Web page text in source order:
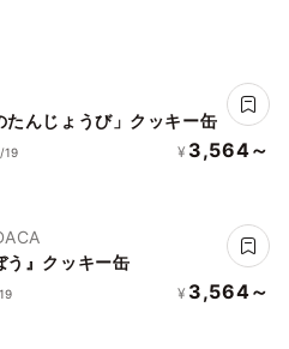
たんじょうび」クッキー缶
19 ¥ 3,564～
う』クッキー缶
¥ 3,564～